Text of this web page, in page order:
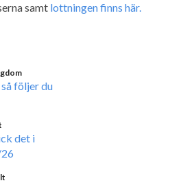
samt lottningen finns här.
följer du
det i